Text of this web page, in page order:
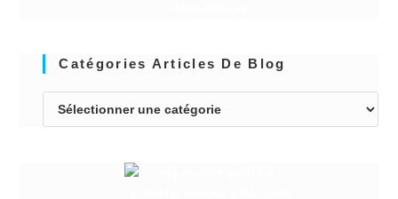
Catégories Articles De Blog